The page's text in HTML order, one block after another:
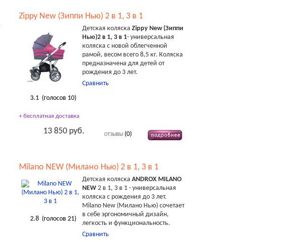
Zippy New (Зиппи Нью) 2 в 1, 3 в 1
3.1(голосов 10)
Детская коляска Zippy New (Зиппи
Нью)2 в 1, 3 в 1- универсальная
коляска с новой облегченной
рамой, весом всего 8,5 кг. Коляска
предназначена для детей от
рождения до 3 лет.
Сравнить
+ бесплатная доставка
13 850 руб. ОТЗЫВЫ(0)
Milano NEW (Милано Нью) 2 в 1, 3 в 1
2.8(голосов 21)
Детская коляска ANDROX MILANO
NEW2 в 1, 3 в 1 - универсальная
коляска с рождения до 3 лет.
Milano New (Милано Нью) сочетает
в себе эргономичный дизайн,
легкость и функциональность.
Сравнить